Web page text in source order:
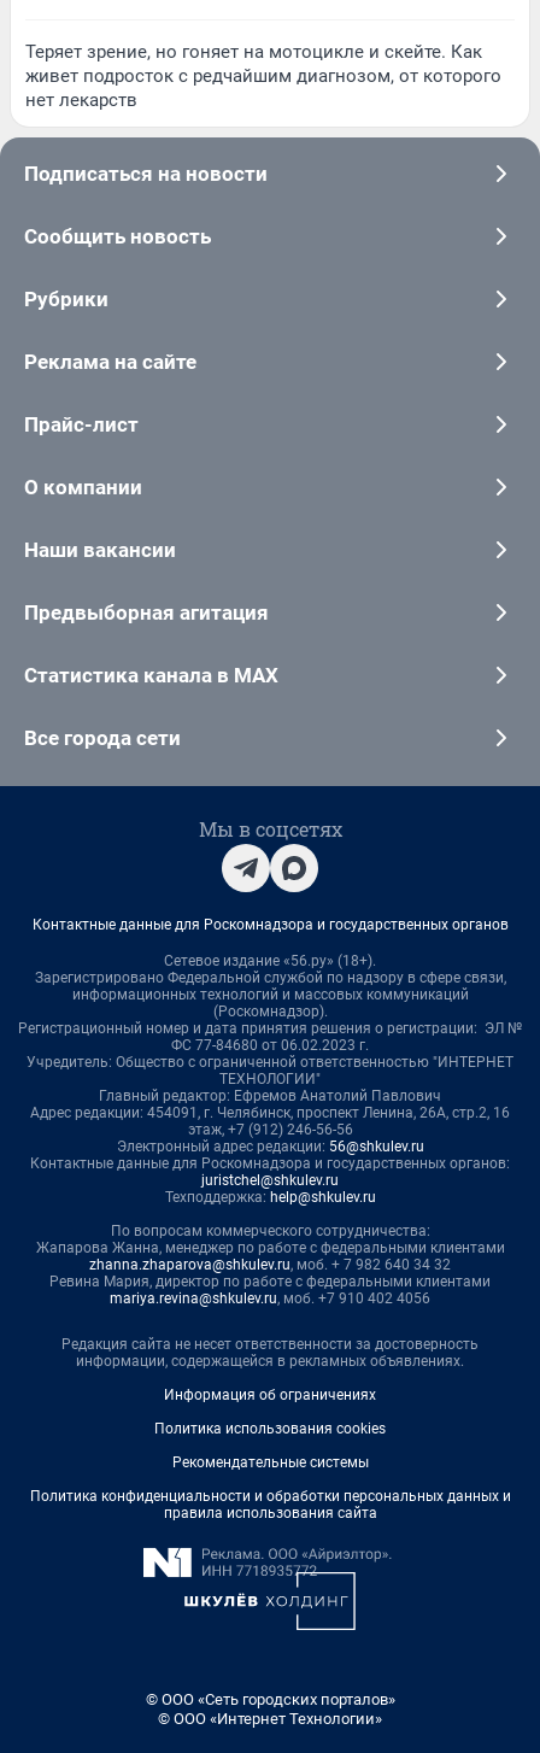
Теряет зрение, но гоняет на мотоцикле и скейте. Как
живет подросток с редчайшим диагнозом, от которого
нет лекарств
Подписаться на новости
Сообщить новость
Рубрики
Реклама на сайте
Прайс-лист
О компании
Наши вакансии
Предвыборная агитация
Статистика канала в MAX
Все города сети
Мы в соцсетях
Контактные данные для Роскомнадзора и государственных органов
Сетевое издание «56.ру» (18+).
Зарегистрировано Федеральной службой по надзору в сфере связи,
информационных технологий и массовых коммуникаций
(Роскомнадзор).
Регистрационный номер и дата принятия решения о регистрации: ЭЛ №
ФС 77-84680 от 06.02.2023 г.
Учредитель: Общество с ограниченной ответственностью "ИНТЕРНЕТ
ТЕХНОЛОГИИ"
Главный редактор: Ефремов Анатолий Павлович
Адрес редакции: 454091, г. Челябинск, проспект Ленина, 26А, стр.2, 16
этаж, +7 (912) 246-56-56
Электронный адрес редакции: 56@shkulev.ru
Контактные данные для Роскомнадзора и государственных органов:
juristchel@shkulev.ru
Техподдержка: help@shkulev.ru
По вопросам коммерческого сотрудничества:
Жапарова Жанна, менеджер по работе с федеральными клиентами
zhanna.zhaparova@shkulev.ru, моб. + 7 982 640 34 32
Ревина Мария, директор по работе с федеральными клиентами
mariya.revina@shkulev.ru, моб. +7 910 402 4056
Редакция сайта не несет ответственности за достоверность
информации, содержащейся в рекламных объявлениях.
Информация об ограничениях
Политика использования cookies
Рекомендательные системы
Политика конфиденциальности и обработки персональных данных и
правила использования сайта
© ООО «Сеть городских порталов»
© ООО «Интернет Технологии»